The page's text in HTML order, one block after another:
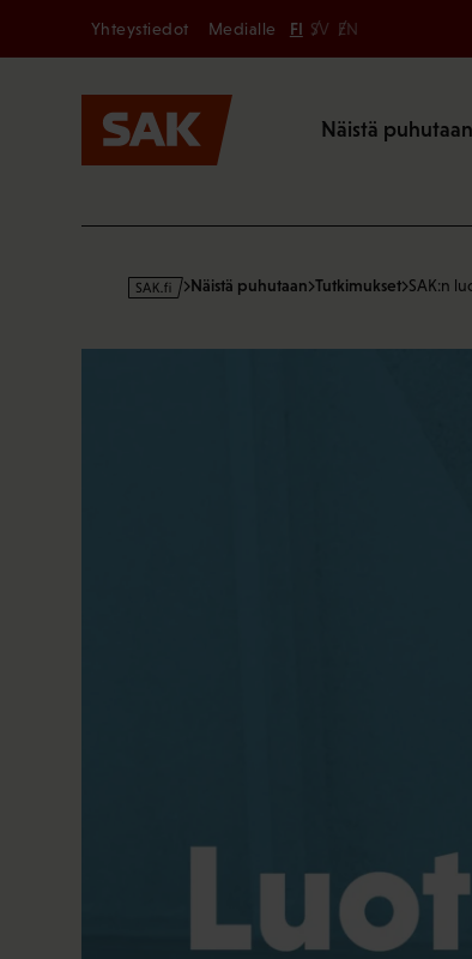
Secondary
Yhteystiedot Medialle FI SV EN
Näistä puhutaan
s
Näistä puhutaan Tutkimukset SAK:n